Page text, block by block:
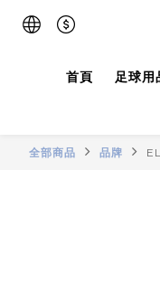
首頁 足球用
全部商品 品牌